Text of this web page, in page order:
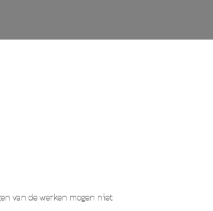
van de werken mogen niet